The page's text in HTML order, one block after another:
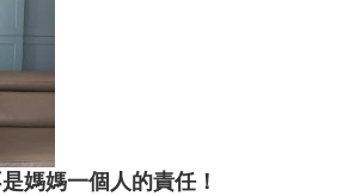
媽媽一個人的責任！